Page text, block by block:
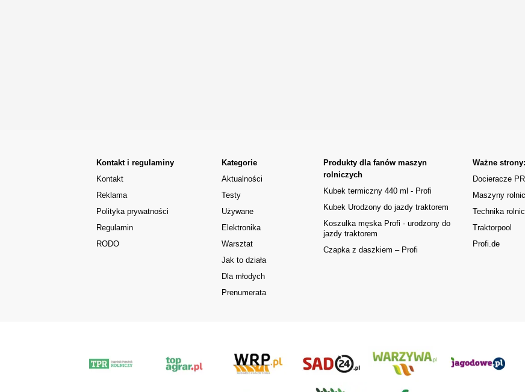
Kontakt i regulaminy
Kontakt
Reklama
Polityka prywatności
Regulamin
RODO
Kategorie
Aktualności
Testy
Używane
Elektronika
Warsztat
Jak to działa
Dla młodych
Prenumerata
Produkty dla fanów maszyn
rolniczych
Kubek termiczny 440 ml - Profi
Kubek Urodzony do jazdy traktorem
Koszulka męska Profi - urodzony do
jazdy traktorem
Czapka z daszkiem – Profi
Ważne strony:
Docieracze
Maszyny
Technika
Traktorpool
Profi.de